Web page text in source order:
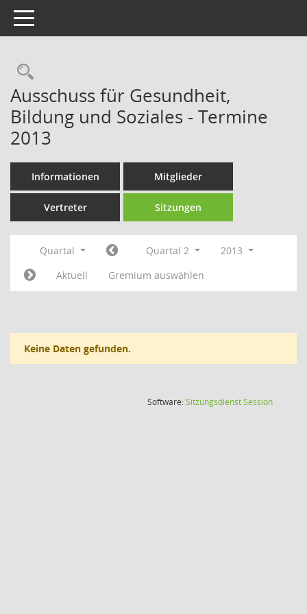
Toggle navigation
Rechercheauswahl
Ausschuss für Gesundheit,
Bildung und Soziales - Termine
2013
Informationen Mitglieder
Vertreter Sitzungen
Quartal Quartal 2
2013
Aktuell
Gremium auswählen
Keine Daten gefunden.
Software:SitzungsdienstSession(Wird in